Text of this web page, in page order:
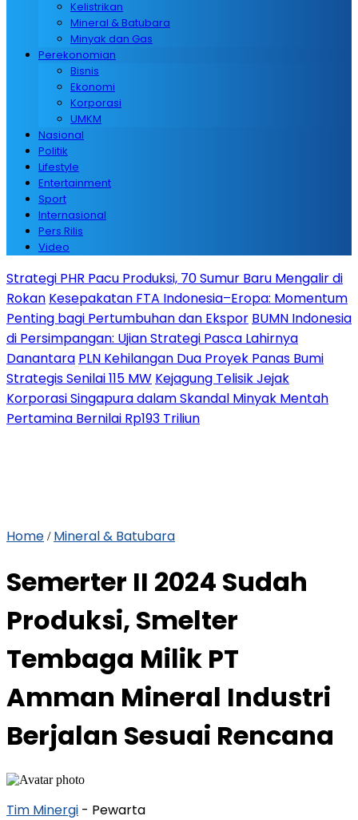
Kelistrikan
Mineral & Batubara
Minyak dan Gas
Perekonomian
Bisnis
Ekonomi
Korporasi
UMKM
Nasional
Politik
Lifestyle
Entertainment
Sport
Internasional
Pers Rilis
Video
Strategi PHR Pacu Produksi, 70 Sumur Baru Mengalir di
Rokan Kesepakatan FTA Indonesia–Eropa: Momentum
Penting bagi Pertumbuhan dan Ekspor BUMN Indonesia
di Persimpangan: Ujian Strategi Pasca Lahirnya
Danantara PLN Kehilangan Dua Proyek Panas Bumi
Strategis Senilai 115 MW Kejagung Telisik Jejak
Korporasi Singapura dalam Skandal Minyak Mentah
Pertamina Bernilai Rp193 Triliun
Home / Mineral & Batubara
Semerter II 2024 Sudah
Produksi, Smelter
Tembaga Milik PT
Amman Mineral Industri
Berjalan Sesuai Rencana
Tim Minergi - Pewarta